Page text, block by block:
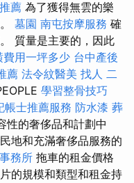
薦 為了獲得無雲的樂
墓園 南屯按摩服務 確
質量是主要的，因此
費用一坪多少 台中產後
薦 法令紋醫美 找人 二
學習整骨技巧
帳士推薦服務 防水漆 葬
性的奢侈品和計劃中
地和充滿奢侈品服務的
務所 拖車的租金價格
的規模和類型和租金持